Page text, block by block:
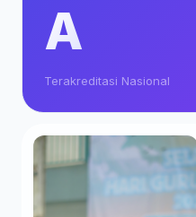
A
Terakreditasi Nasional